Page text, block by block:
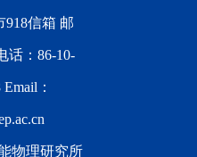
918信箱 邮
话：86-10-
：
物理研究所